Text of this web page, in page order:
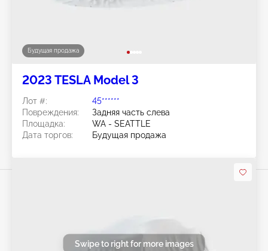
Будущая продажа
2023 TESLA Model 3
Лот #:
45******
Повреждения:
Задняя часть слева
Площадка:
WA - SEATTLE
Дата торгов:
Будущая продажа
Swipe to right for more images